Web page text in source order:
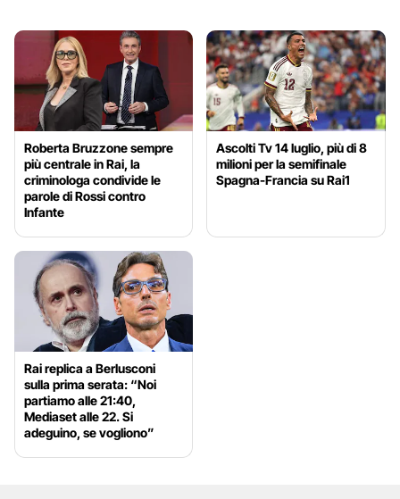
Roberta Bruzzone sempre
più centrale in Rai, la
criminologa condivide le
parole di Rossi contro
Infante
Ascolti Tv 14 luglio, più di 8
milioni per la semifinale
Spagna-Francia su Rai1
Rai replica a Berlusconi
sulla prima serata: “Noi
partiamo alle 21:40,
Mediaset alle 22. Si
adeguino, se vogliono”